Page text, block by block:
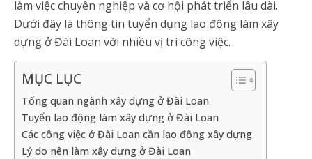
làm việc chuyên nghiệp và cơ hội phát triển lâu dài.
Dưới đây là thông tin tuyển dụng lao động làm xây
dựng ở Đài Loan với nhiều vị trí công việc.
MỤC LỤC
Tổng quan ngành xây dựng ở Đài Loan
Tuyển lao động làm xây dựng ở Đài Loan
Các công việc ở Đài Loan cần lao động xây dựng
Lý do nên làm xây dựng ở Đài Loan